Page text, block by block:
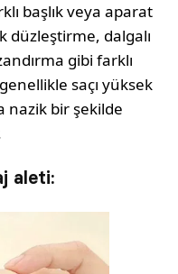
başlık veya aparat
düzleştirme, dalgalı
gibi farklı
saçı yüksek
nazik bir şekilde
aleti: